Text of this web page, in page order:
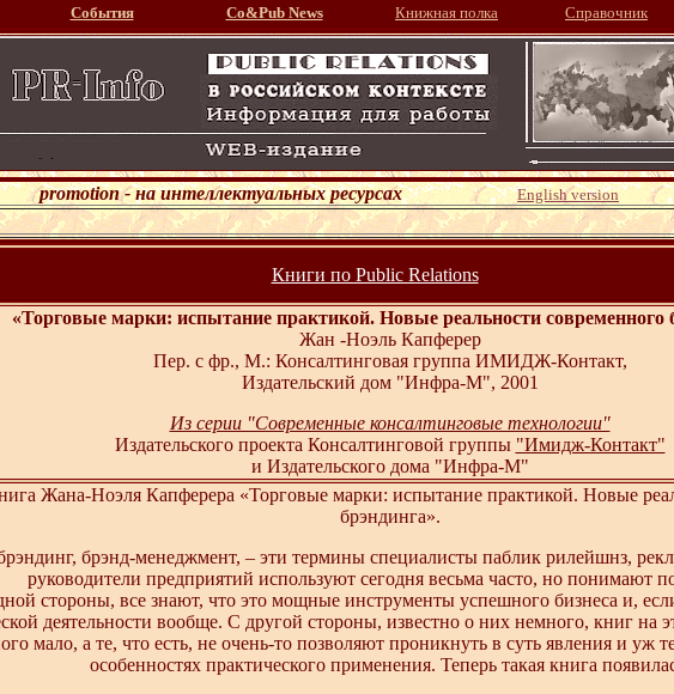
События Со&Pub News Книжная полка Справочник
promotion - на интеллектуальных ресурсах English version
Книги по Public Relations
«Торговые марки: испытание практикой. Новые реальности современного
Жан -Ноэль Капферер
Пер. с фр., М.: Консалтинговая группа ИМИДЖ-Контакт,
Издательский дом "Инфра-М", 2001
Из серии "Современные консалтинговые технологии"
Издательского проекта Консалтинговой группы "Имидж-Контакт"
и Издательского дома "Инфра-М"
Жана-Ноэля Капферера «Торговые марки: испытание практикой. Новые
брэндинга».
брэнд-менеджмент, – эти термины специалисты паблик рилейшнз,
руководители предприятий используют сегодня весьма часто, но понимают
стороны, все знают, что это мощные инструменты успешного бизнеса и,
деятельности вообще. С другой стороны, известно о них немного, книг на
мало, а те, что есть, не очень-то позволяют проникнуть в суть явления и уж
особенностях практического применения. Теперь такая книга